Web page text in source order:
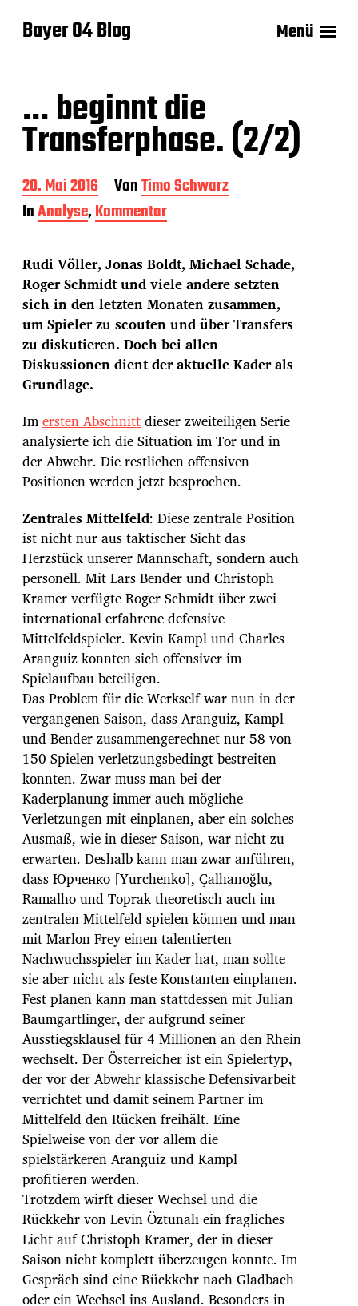
Bayer 04 Blog Menü
… beginnt die
Transferphase. (2/2)
B
e
i
a
g
s
d
a
t
u
m
20. Mai 2016 VonTimo Schwarz
InAnalyse,Kommentar
Rudi Völler, Jonas Boldt, Michael Schade,
Roger Schmidt und viele andere setzten
sich in den letzten Monaten zusammen,
um Spieler zu scouten und über Transfers
zu diskutieren. Doch bei allen
Diskussionen dient der aktuelle Kader als
Grundlage.
Imersten Abschnittdieser zweiteiligen Serie
analysierte ich die Situation im Tor und in
der Abwehr. Die restlichen offensiven
Positionen werden jetzt besprochen.
Zentrales Mittelfeld: Diese zentrale Position
ist nicht nur aus taktischer Sicht das
Herzstück unserer Mannschaft, sondern auch
personell. Mit Lars Bender und Christoph
Kramer verfügte Roger Schmidt über zwei
international erfahrene defensive
Mittelfeldspieler. Kevin Kampl und Charles
Aranguiz konnten sich offensiver im
Spielaufbau beteiligen.
Das Problem für die Werkself war nun in der
vergangenen Saison, dass Aranguiz, Kampl
und Bender zusammengerechnet nur 58 von
150 Spielen verletzungsbedingt bestreiten
konnten. Zwar muss man bei der
Kaderplanung immer auch mögliche
Verletzungen mit einplanen, aber ein solches
Ausmaß, wie in dieser Saison, war nicht zu
erwarten. Deshalb kann man zwar anführen,
dass Юрченко [Yurchenko], Çalhanoğlu,
Ramalho und Toprak theoretisch auch im
zentralen Mittelfeld spielen können und man
mit Marlon Frey einen talentierten
Nachwuchsspieler im Kader hat, man sollte
sie aber nicht als feste Konstanten einplanen.
Fest planen kann man stattdessen mit Julian
Baumgartlinger, der aufgrund seiner
Ausstiegsklausel für 4 Millionen an den Rhein
wechselt. Der Österreicher ist ein Spielertyp,
der vor der Abwehr klassische Defensivarbeit
verrichtet und damit seinem Partner im
Mittelfeld den Rücken freihält. Eine
Spielweise von der vor allem die
spielstärkeren Aranguiz und Kampl
profitieren werden.
Trotzdem wirft dieser Wechsel und die
Rückkehr von Levin Öztunalı ein fragliches
Licht auf Christoph Kramer, der in dieser
Saison nicht komplett überzeugen konnte. Im
Gespräch sind eine Rückkehr nach Gladbach
oder ein Wechsel ins Ausland. Besonders in